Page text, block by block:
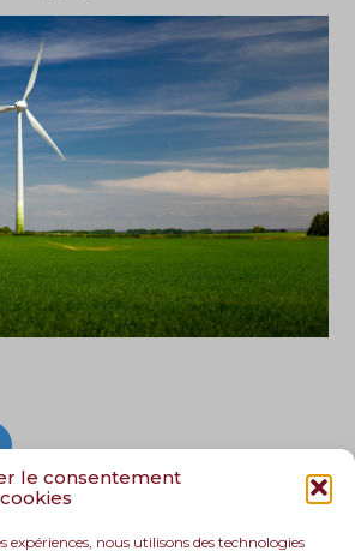
le consentement
expériences, nous utilisons des technologies